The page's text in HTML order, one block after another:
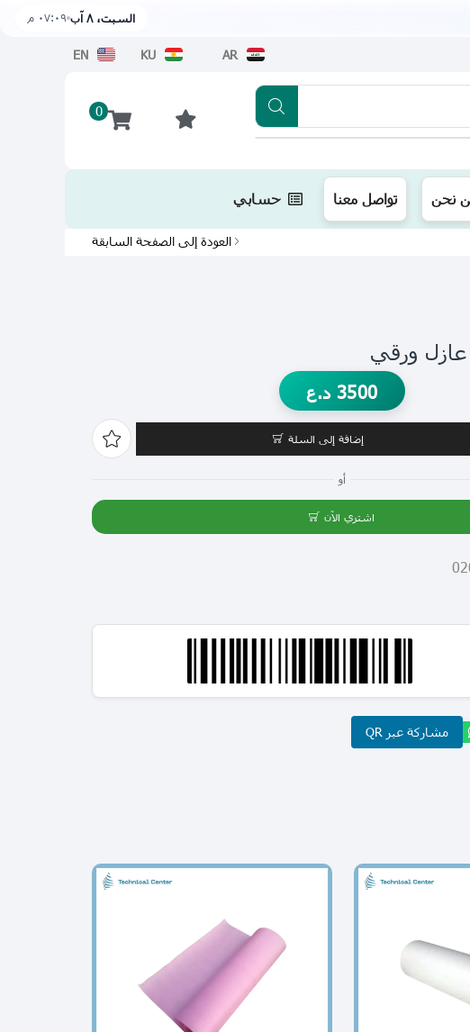
السبت، ٨ آب ٠٧:٠٩ م
AR
KU
EN
0
تطبيقنا متوفر الآن على متجر أبل اضغط
نحن تواصل معنا حسابي
العودة إلى الصفحة السابقة
3500 د.ع
إضافة إلى السلة
أو
اشتري الآن
مشاركة عبر QR